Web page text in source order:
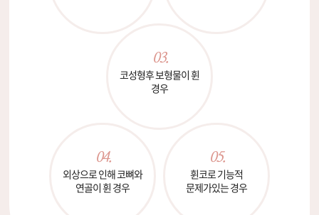
03.
코성형후보형물이 휜
경우
04.
외상으로 인해코뼈와
연골이 휜 경우
05.
휜코로 기능적
문제가있는 경우